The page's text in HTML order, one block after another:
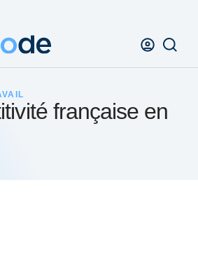
française en